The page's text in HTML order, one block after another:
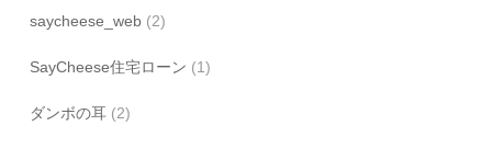
saycheese_web (2)
SayCheese住宅ローン (1)
ダンボの耳 (2)